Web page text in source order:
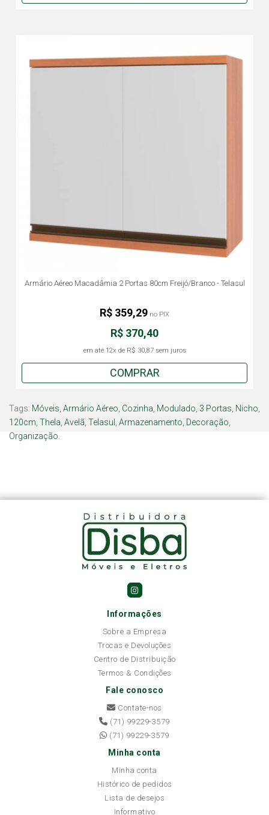
Armário Aéreo Macadâmia 2 Portas 80cm Freijó/Branco - Telasul
R$ 370,40
em até 12x de R$ 30,87sem juros
R$ 359,29 no PIX
COMPRAR
Tags: Móveis Armário Aéreo Cozinha Modulado 3 Portas Nicho
120cm Thela Avelã Telasul Armazenamento Decoração
Organização.
Informações
Sobre a Empresa
Trocas e Devoluções
Centro de Distribuição
Termos & Condições
Fale conosco
Contate-nos
(71) 99229-3579
(71) 99229-3579
Minha conta
Minha conta
Histórico de pedidos
Lista de desejos
Informativo